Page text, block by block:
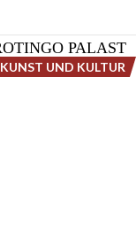
KUNST UND KULTUR